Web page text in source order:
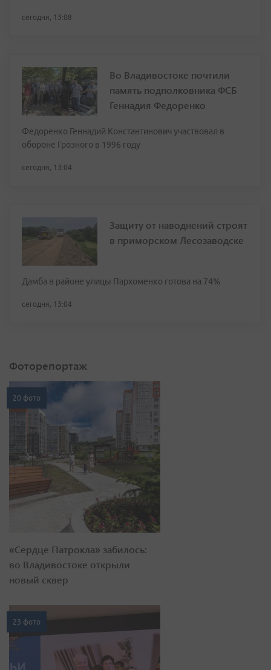
сегодня, 13:08
Во Владивостоке почтили
память подполковника ФСБ
Геннадия Федоренко
Федоренко Геннадий Константинович участвовал в
обороне Грозного в 1996 году
сегодня, 13:04
Защиту от наводнений строят
в приморском Лесозаводске
Дамба в районе улицы Пархоменко готова на 74%
сегодня, 13:04
Фоторепортаж
20 фото
«Сердце Патрокла» забилось:
во Владивостоке открыли
новый сквер
23 фото